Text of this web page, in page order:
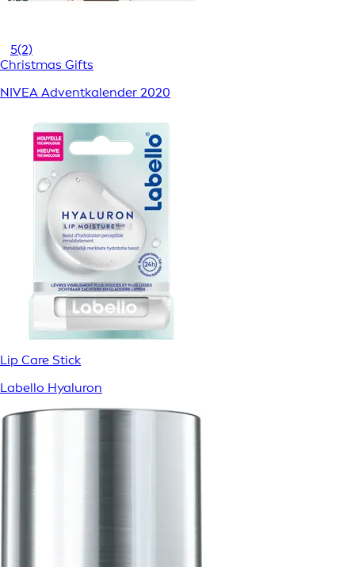
5(2)
Christmas Gifts
NIVEA Adventkalender 2020
Lip Care Stick
Labello Hyaluron